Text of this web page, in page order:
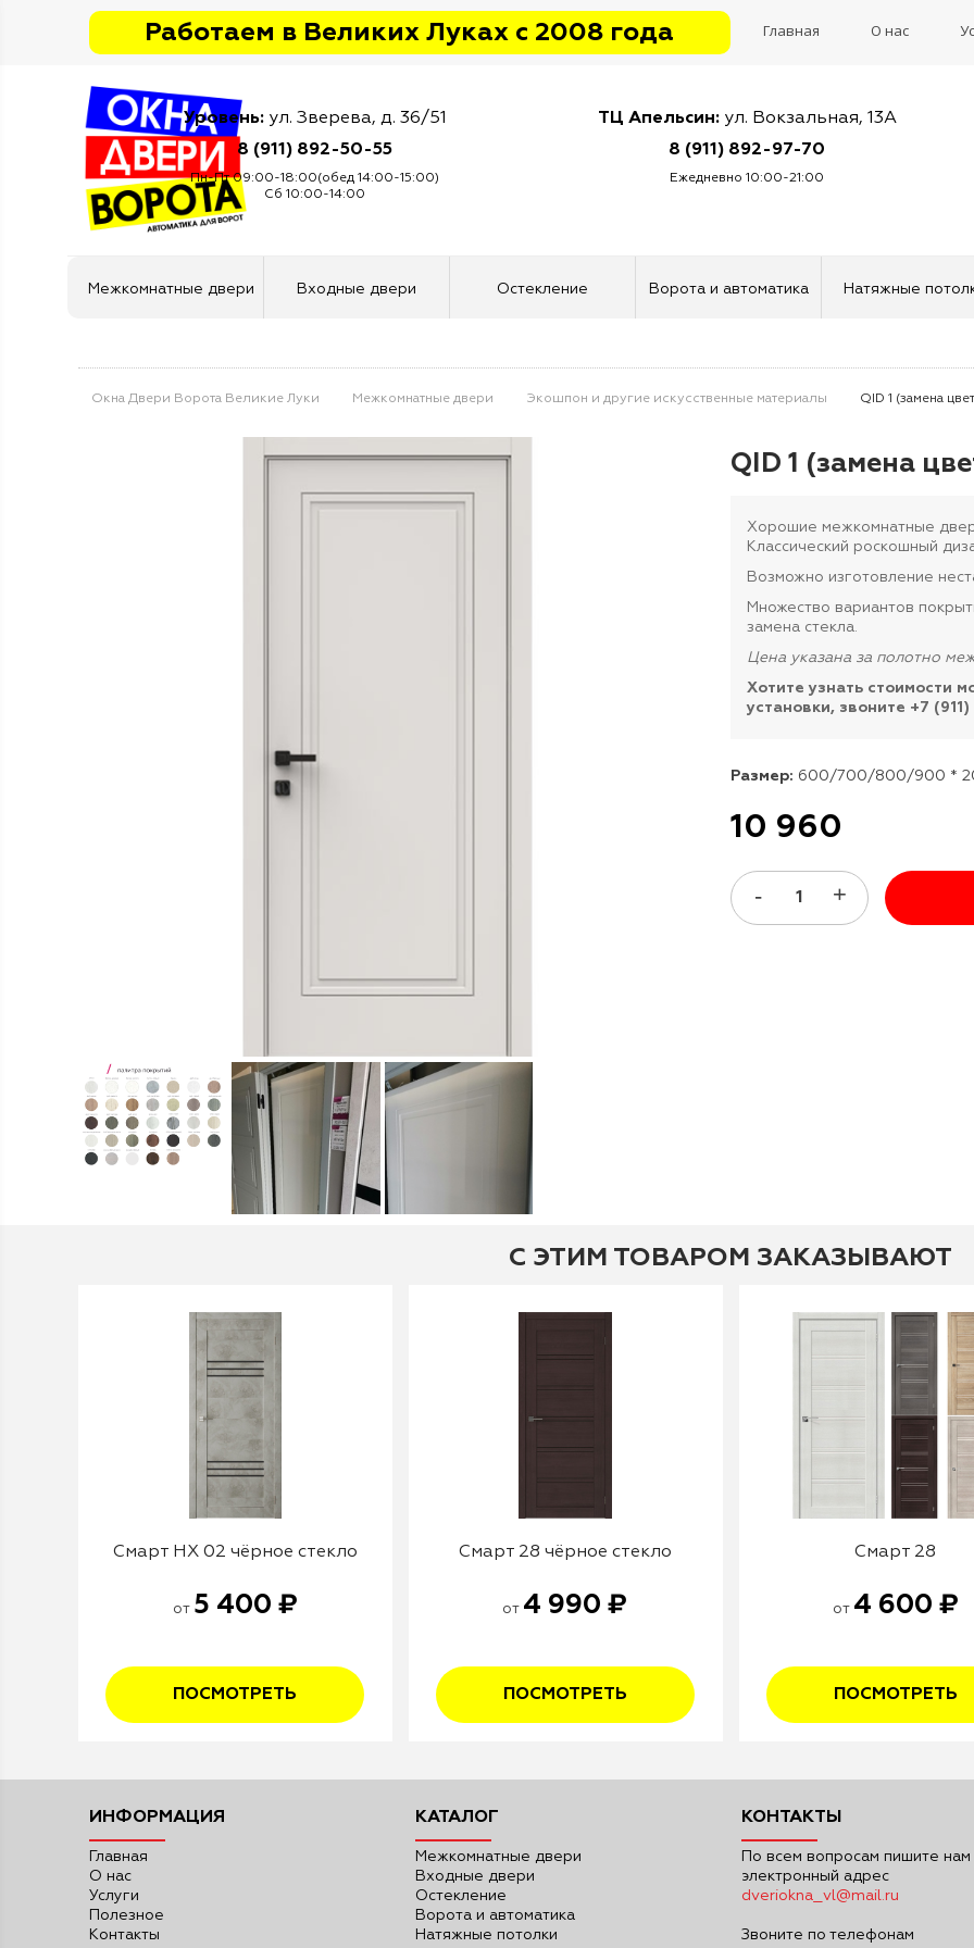
Работаем в Великих Луках с 2008 года Главная О нас
Уровень:ул. Зверева, д. 36/51
8 (911) 892-50-55
Пн-Пт 09:00-18:00(обед 14:00-15:00)
Сб 10:00-14:00
ТЦ Апельсин:ул. Вокзальная, 13А
8 (911) 892-97-70
Ежедневно 10:00-21:00
Межкомнатные двери Входные двери Остекление Ворота и автоматика Натяжные
Окна Двери Ворота Великие Луки Межкомнатные двери Экошпон и другие искусственные материалы QID 1 (замена
QID 1 (замена
Хорошие межкомнатные
Классический роскошный
Возможно изготовление
Множество вариантов
замена стекла.
Цена указана за полотно
Хотите узнать стоимости
установки, звоните +7
Размер: 600/700/800/900 *
10 960
С ЭТИМ ТОВАРОМ ЗАКАЗЫВАЮТ
Смарт НХ 02 чёрное стекло
от 5 400 ₽
ПОСМОТРЕТЬ
Смарт 28 чёрное стекло
от 4 990 ₽
ПОСМОТРЕТЬ
Смарт 28
от 4 600 ₽
ПОСМОТРЕТЬ
ИНФОРМАЦИЯ
Главная
О нас
Услуги
Полезное
Контакты
КАТАЛОГ
Межкомнатные двери
Входные двери
Остекление
Ворота и автоматика
Натяжные потолки
КОНТАКТЫ
По всем вопросам пишите нам
электронный адрес
dveriokna_vl@mail.ru
Звоните по телефонам